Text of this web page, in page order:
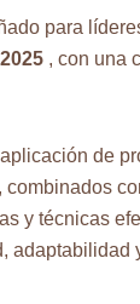
para
, con una
de
y técnicas
adaptabilidad